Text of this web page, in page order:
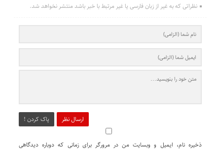
نظراتی که به غیر از زبان فارسی یا غیر مرتبط با خبر باشد منتشر نخواهد شد.
ارسال نظر پاک کردن !
ذخیره نام، ایمیل و وبسایت من در مرورگر برای زمانی که دوباره دیدگاهی